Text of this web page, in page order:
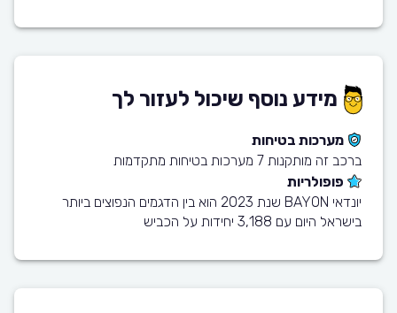
מידע נוסף שיכול לעזור לך
מערכות בטיחות
ברכב זה מותקנות 7 מערכות בטיחות מתקדמות
פופולריות
יונדאי BAYON שנת 2023 הוא בין הדגמים הנפוצים ביותר
בישראל היום עם 3,188 יחידות על הכביש